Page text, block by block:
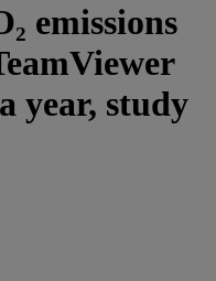
emissions
year, study